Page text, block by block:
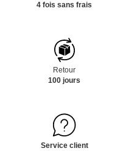
4 fois sans frais
Retour
100 jours
Service client